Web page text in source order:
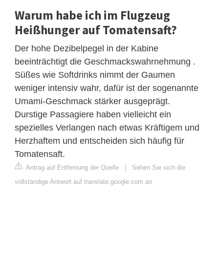
Warum habe ich im Flugzeug
Heißhunger auf Tomatensaft?
Der hohe Dezibelpegel in der Kabine
beeinträchtigt die Geschmackswahrnehmung .
Süßes wie Softdrinks nimmt der Gaumen
weniger intensiv wahr, dafür ist der sogenannte
Umami-Geschmack stärker ausgeprägt.
Durstige Passagiere haben vielleicht ein
spezielles Verlangen nach etwas Kräftigem und
Herzhaftem und entscheiden sich häufig für
Tomatensaft.
Antrag auf Entfernung der Quelle | Sehen Sie sich die
vollständige Antwort auf translate.google.com an